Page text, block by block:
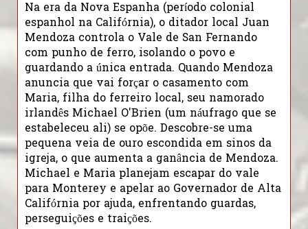
Na era da Nova Espanha (período colonial
espanhol na Califórnia), o ditador local Juan
Mendoza controla o Vale de San Fernando
com punho de ferro, isolando o povo e
guardando a única entrada. Quando Mendoza
anuncia que vai forçar o casamento com
Maria, filha do ferreiro local, seu namorado
irlandês Michael O'Brien (um náufrago que se
estabeleceu ali) se opõe. Descobre-se uma
pequena veia de ouro escondida em sinos da
igreja, o que aumenta a ganância de Mendoza.
Michael e Maria planejam escapar do vale
para Monterey e apelar ao Governador de Alta
Califórnia por ajuda, enfrentando guardas,
perseguições e traições.